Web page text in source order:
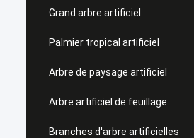
Grand arbre artificiel
Palmier tropical artificiel
Arbre de paysage artificiel
Arbre artificiel de feuillage
Branches d'arbre artificielles